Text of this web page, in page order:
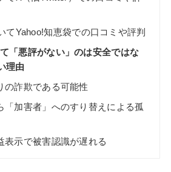
てYahoo!知恵袋での口コミや評判
「悪評がない」のは安全ではな
理由
の詐欺である可能性
「加害者」へのすり替えによる孤
表示で被害認識が遅れる